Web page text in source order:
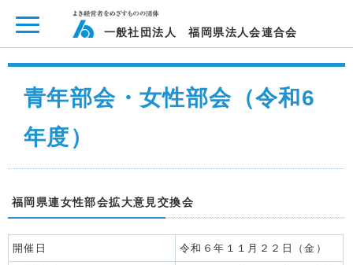
一般社団法人 福岡県法人会連合会
青年部会・女性部会（令和6
年度）
福岡県連女性部会拡大意見交換会
開催日 令和６年１１月２２日（金）